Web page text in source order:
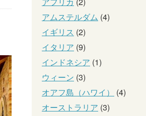
アムステルダム (4)
イギリス (2)
イタリア (9)
インドネシア (1)
ウィーン (3)
オアフ島（ハワイ）
(4)
オーストラリア (3)